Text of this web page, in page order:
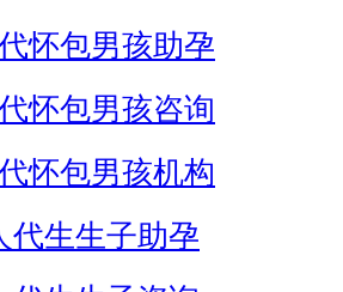
怀包男孩助孕
怀包男孩咨询
怀包男孩机构
代生生子助孕